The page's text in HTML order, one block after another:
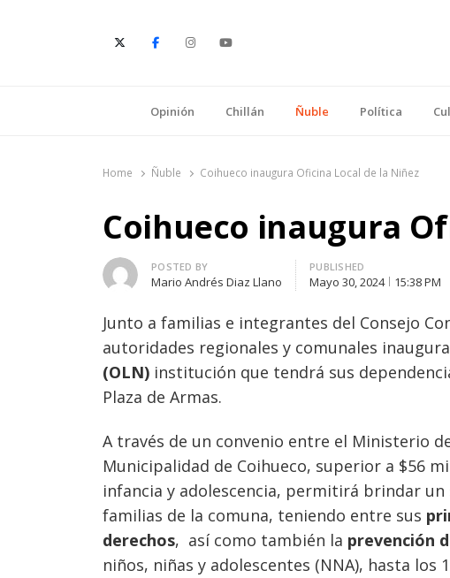
Opinión Chillán Ñuble Política
Home Ñuble Coihueco inaugura Oficina Local de la Niñez
Coihueco inaugura
Author
POSTED BY
Mario Andrés Diaz Llano
PUBLISHED
Mayo 30, 2024 15:38 PM
Junto a familias e integrantes del Consejo
autoridades regionales y comunales
(OLN) institución que tendrá sus
Plaza de Armas.
A través de un convenio entre el Ministerio
Municipalidad de Coihueco, superior a $56
infancia y adolescencia, permitirá brindar
familias de la comuna, teniendo entre sus
derechos, así como también la prevención
niños, niñas y adolescentes (NNA), hasta los